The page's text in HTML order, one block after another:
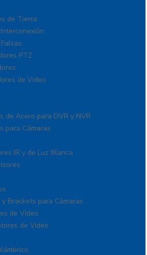
generales
de Tierra
PTZ
de Video
de Acero para DVR y NVR
para Cámaras
IR y de Luz Blanca
Brackets para Cámaras
de Video
de Video